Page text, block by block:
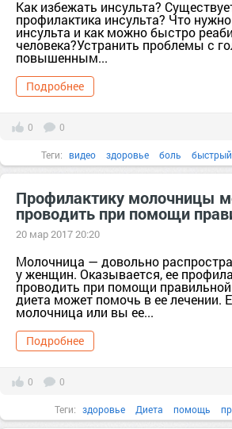
Как избежать инсульта?
профилактика инсульта? Что
инсульта и как можно быстро
человека?Устранить проблемы с
повышенным...
Подробнее
0 0
Теги: видео здоровье боль быстрый
Профилактику молочницы
проводить при помощи
20 мар 2017 20:20
Молочница — довольно
у женщин. Оказывается, ее
проводить при помощи
диета может помочь в ее лечении.
молочница или вы ее...
Подробнее
0 0
Теги: здоровье Диета помощь